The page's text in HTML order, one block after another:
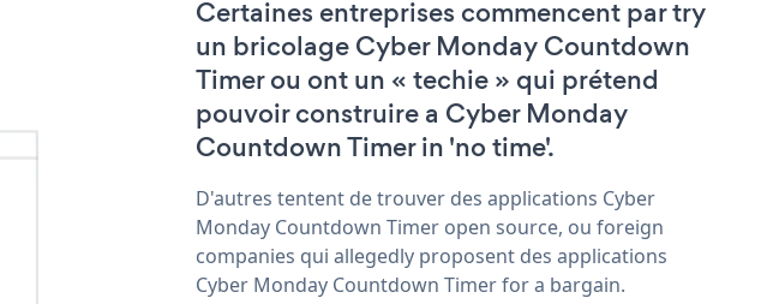
Certaines entreprises commencent par try
un bricolage Cyber Monday Countdown
Timer ou ont un « techie » qui prétend
pouvoir construire a Cyber Monday
Countdown Timer in 'no time'.
D'autres tentent de trouver des applications Cyber
Monday Countdown Timer open source, ou foreign
companies qui allegedly proposent des applications
Cyber Monday Countdown Timer for a bargain.